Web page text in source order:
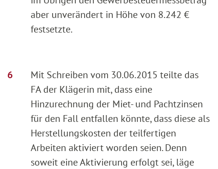
aber unverändert in Höhe von 8.242 €
festsetzte.
Mit Schreiben vom 30.06.2015 teilte das
FA der Klägerin mit, dass eine
Hinzurechnung der Miet- und Pachtzinsen
für den Fall entfallen könnte, dass diese als
Herstellungskosten der teilfertigen
Arbeiten aktiviert worden seien. Denn
soweit eine Aktivierung erfolgt sei, läge